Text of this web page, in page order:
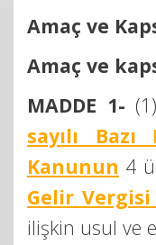
Amaç ve
Amaç ve
MADDE 1-
sayılı
Kanunun 4
Gelir
ilişkin usul ve